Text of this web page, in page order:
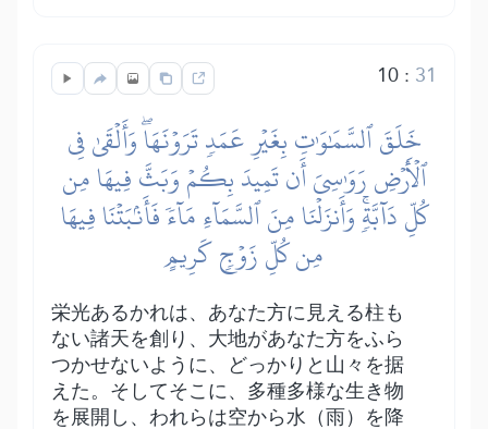
10: 31
خَلَقَ ٱلسَّمَٰوَٰتِ بِغَيۡرِ عَمَدٖ تَرَوۡنَهَاۖ وَأَلۡقَىٰ فِي
ٱلۡأَرۡضِ رَوَٰسِيَ أَن تَمِيدَ بِكُمۡ وَبَثَّ فِيهَا مِن
كُلِّ دَآبَّةٖۚ وَأَنزَلۡنَا مِنَ ٱلسَّمَآءِ مَآءٗ فَأَنۢبَتۡنَا فِيهَا
مِن كُلِّ زَوۡجٖ كَرِيمٍ
栄光あるかれは、あなた方に見える柱も
ない諸天を創り、大地があなた方をふら
つかせないように、どっかりと山々を据
えた。そしてそこに、多種多様な生き物
を展開し、われらは空から水（雨）を降